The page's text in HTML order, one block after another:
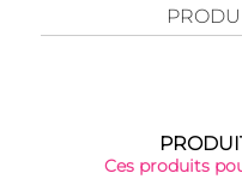
Ces produits